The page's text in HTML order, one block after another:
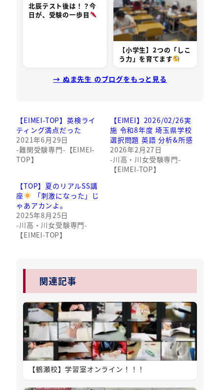
北辰テスト後は！？今
日が、受験の一歩目
【小学生】2つの「しこ
う力」を育てます
→ ぬま先生 のブログをもっと見る
【EIMEI-TOP】英検ライ
ティング満点だった
2021年6月29日
-難関受験専門-【EIMEI-
TOP】
【EIMEI】2026/02/26実
施 令和8年度 埼玉県学校
選択問題 英語 分析&所感
2026年2月27日
-川高・川女受験専門-
【EIMEI-TOP】
【TOP】夏のリアルSS講
座
「刺激になった」じ
ゃあアカンよ。
2025年8月25日
-川高・川女受験専門-
【EIMEI-TOP】
関連記事
【鶴瀬校】学習室オンライン！！！